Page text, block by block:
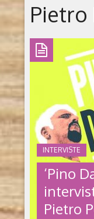
Pietro
INTERVISTE
‘Pino
Pietro